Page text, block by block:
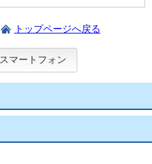
トップページへ戻る
スマートフォン